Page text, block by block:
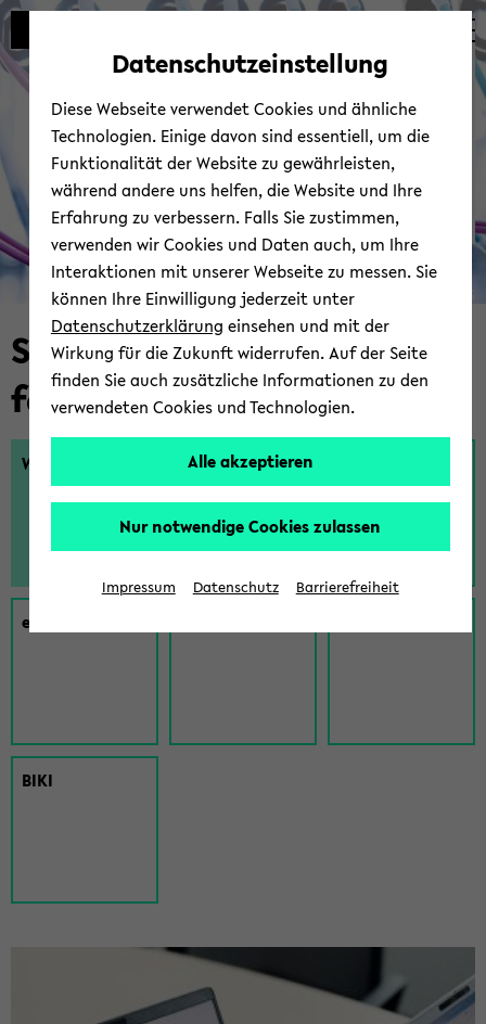
Automatische
vermeiden
zum
wechseln
zum
wechseln
zum
wechseln
Servicezentrum
© Uni­ver­si­tät Bie­le­feld | BITS
Schnell­zu­griff auf Platt­
for­men
Web­mail PRIS­MA
eKVV
BIKI
Datenschutzeinstellung
Diese Webseite verwendet Cookies und ähnliche
Technologien. Einige davon sind essentiell, um die
Funktionalität der Website zu gewährleisten,
während andere uns helfen, die Website und Ihre
Erfahrung zu verbessern. Falls Sie zustimmen,
verwenden wir Cookies und Daten auch, um Ihre
Interaktionen mit unserer Webseite zu messen. Sie
können Ihre Einwilligung jederzeit unter
Datenschutzerklärung einsehen und mit der
Wirkung für die Zukunft widerrufen. Auf der Seite
finden Sie auch zusätzliche Informationen zu den
verwendeten Cookies und Technologien.
Alle akzeptieren
Nur notwendige Cookies zulassen
Impressum Datenschutz Barrierefreiheit